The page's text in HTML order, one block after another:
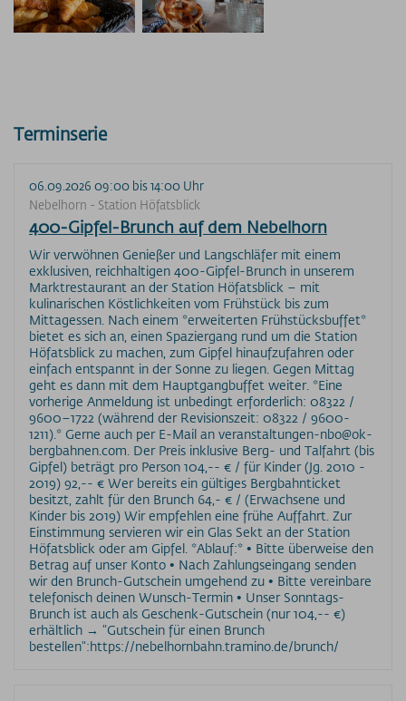
Terminserie
06.09.2026 09:00 bis 14:00 Uhr
Nebelhorn - Station Höfatsblick
400-Gipfel-Brunch auf dem Nebelhorn
Wir verwöhnen Genießer und Langschläfer mit einem
exklusiven, reichhaltigen 400-Gipfel-Brunch in unserem
Marktrestaurant an der Station Höfatsblick – mit
kulinarischen Köstlichkeiten vom Frühstück bis zum
Mittagessen. Nach einem *erweiterten Frühstücksbuffet*
bietet es sich an, einen Spaziergang rund um die Station
Höfatsblick zu machen, zum Gipfel hinaufzufahren oder
einfach entspannt in der Sonne zu liegen. Gegen Mittag
geht es dann mit dem Hauptgangbuffet weiter. *Eine
vorherige Anmeldung ist unbedingt erforderlich: 08322 /
9600–1722 (während der Revisionszeit: 08322 / 9600-
1211).* Gerne auch per E-Mail an veranstaltungen-nbo@ok-
bergbahnen.com. Der Preis inklusive Berg- und Talfahrt (bis
Gipfel) beträgt pro Person 104,-- € / für Kinder (Jg. 2010 -
2019) 92,-- € Wer bereits ein gültiges Bergbahnticket
besitzt, zahlt für den Brunch 64,- € / (Erwachsene und
Kinder bis 2019) Wir empfehlen eine frühe Auffahrt. Zur
Einstimmung servieren wir ein Glas Sekt an der Station
Höfatsblick oder am Gipfel. *Ablauf:* • Bitte überweise den
Betrag auf unser Konto • Nach Zahlungseingang senden
wir den Brunch-Gutschein umgehend zu • Bitte vereinbare
telefonisch deinen Wunsch-Termin • Unser Sonntags-
Brunch ist auch als Geschenk-Gutschein (nur 104,-- €)
erhältlich → "Gutschein für einen Brunch
bestellen":https://nebelhornbahn.tramino.de/brunch/